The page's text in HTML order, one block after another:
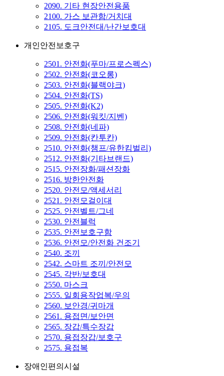
2090. 기타 현장안전용품
2100. 가스 보관함/거치대
2105. 도크안전대/난간보호대
개인안전보호구
2501. 안전화(푸마/프로스펙스)
2502. 안전화(코오롱)
2503. 안전화(블랙야크)
2504. 안전화(TS)
2505. 안전화(K2)
2506. 안전화(워킷/지벤)
2508. 안전화(네파)
2509. 안전화(칸투칸)
2510. 안전화(챔프/유한킴벌리)
2512. 안전화(기타브랜드)
2515. 안전장화/패션장화
2516. 방한안전화
2520. 안전모/액세서리
2521. 안전모걸이대
2525. 안전벨트/그네
2530. 안전블럭
2535. 안전보호구함
2536. 안전모/안전화 건조기
2540. 조끼
2542. 스마트 조끼/안전모
2545. 각반/보호대
2550. 마스크
2555. 일회용작업복/우의
2560. 보안경/귀마개
2561. 용접면/보안면
2565. 장갑/특수장갑
2570. 용접장갑/보호구
2575. 용접복
장애인편의시설